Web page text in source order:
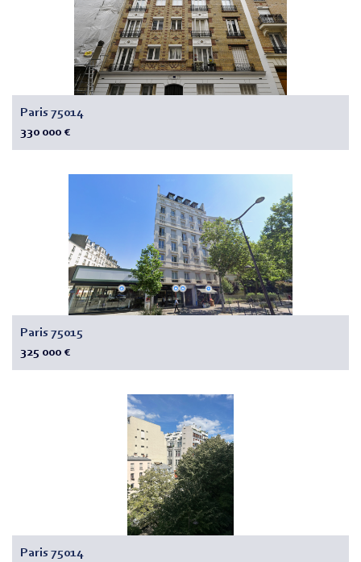
Paris 75014
330 000 €
Paris 75015
325 000 €
Paris 75014